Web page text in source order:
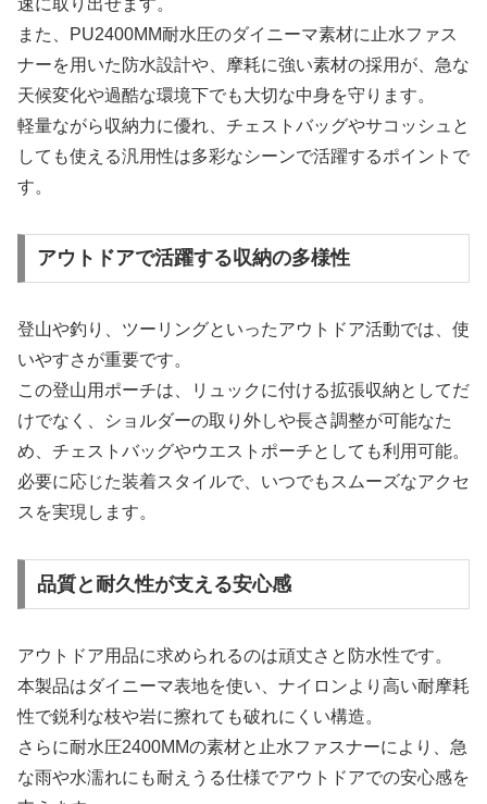
また、PU2400MM耐水圧のダイニーマ素材に止水ファス
ナーを用いた防水設計や、摩耗に強い素材の採用が、急な
天候変化や過酷な環境下でも大切な中身を守ります。
軽量ながら収納力に優れ、チェストバッグやサコッシュと
しても使える汎用性は多彩なシーンで活躍するポイントで
す。
アウトドアで活躍する収納の多様性
登山や釣り、ツーリングといったアウトドア活動では、使
いやすさが重要です。
この登山用ポーチは、リュックに付ける拡張収納としてだ
けでなく、ショルダーの取り外しや長さ調整が可能なた
め、チェストバッグやウエストポーチとしても利用可能。
必要に応じた装着スタイルで、いつでもスムーズなアクセ
スを実現します。
品質と耐久性が支える安心感
アウトドア用品に求められるのは頑丈さと防水性です。
本製品はダイニーマ表地を使い、ナイロンより高い耐摩耗
性で鋭利な枝や岩に擦れても破れにくい構造。
さらに耐水圧2400MMの素材と止水ファスナーにより、急
な雨や水濡れにも耐えうる仕様でアウトドアでの安心感を